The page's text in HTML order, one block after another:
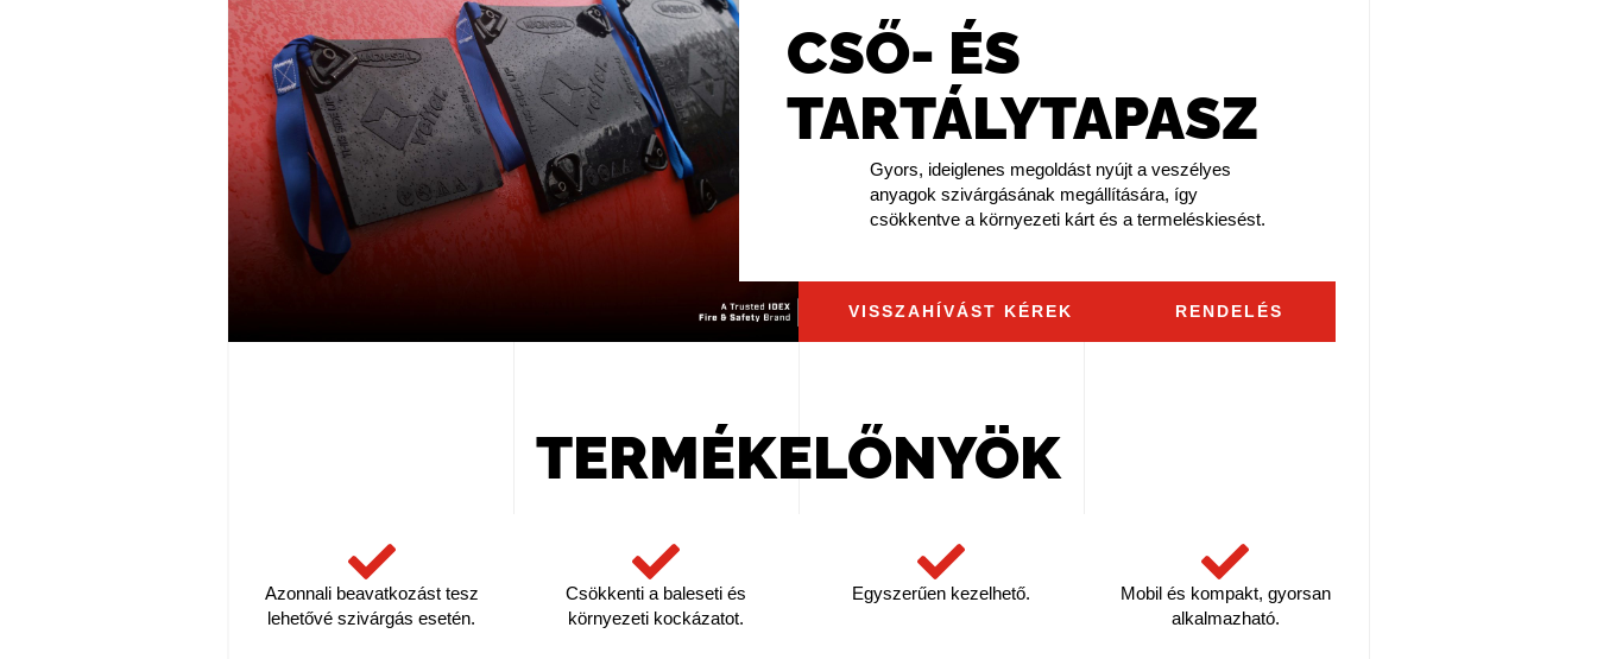
CSŐ- ÉS
TARTÁLYTAPASZ
Gyors, ideiglenes megoldást nyújt a veszélyes
anyagok szivárgásának megállítására, így
csökkentve a környezeti kárt és a termeléskiesést.
VISSZAHÍVÁST KÉREK RENDELÉS
TERMÉKELŐNYÖK
Azonnali beavatkozást tesz
lehetővé szivárgás esetén.
Csökkenti a baleseti és
környezeti kockázatot.
Egyszerűen kezelhető.
Mobil és kompakt, gyorsan
alkalmazható.